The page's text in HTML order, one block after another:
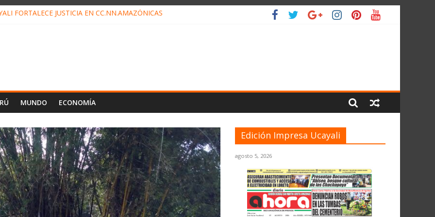
FORTALECE JUSTICIA EN CC.NN.AMAZÓNICAS
MUNDO ECONOMÍA
Edición Impresa Ucayali
agosto 5, 2026